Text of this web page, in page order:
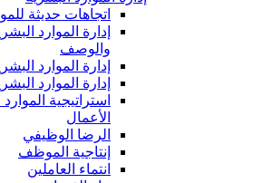
اتجاهات حديثة
إدارة الموارد
والوصف
إدارة الموارد
إدارة الموارد
استراتيجية
الأعمال
الرضا الوظيفي
إنتاجية الموظف
انتماء العاملين